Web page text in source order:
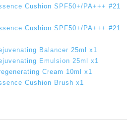
Cushion SPF50+/PA+++ #21
Cushion SPF50+/PA+++ #21
Balancer 25ml x1
Emulsion 25ml x1
Cream 10ml x1
Cushion Brush x1